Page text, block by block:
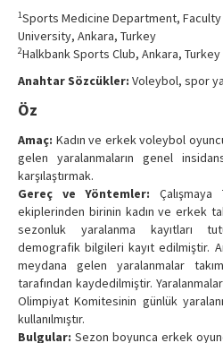
Contact Us
1Sports Medicine Department,
University, Ankara, Turkey
2Halkbank Sports Club, Ankara, Turkey
Anahtar Sözcükler: Voleybol, spor
Öz
Amaç: Kadın ve erkek voleybol
gelen yaralanmaların genel
karşılaştırmak.
Gereç ve Yöntemler:
ekiplerinden birinin kadın ve erkek
sezonluk yaralanma kayıtları
demografik bilgileri kayıt edilmiştir.
meydana gelen yaralanmalar
tarafından kaydedilmiştir.
Olimpiyat Komitesinin günlük
kullanılmıştır.
Bulgular: Sezon boyunca erkek